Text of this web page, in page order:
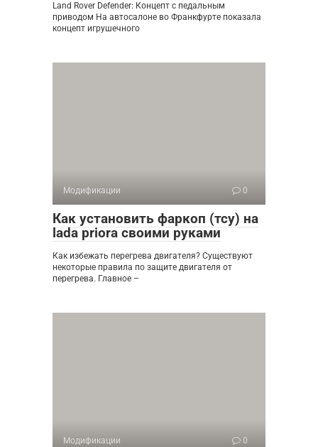
Land Rover Defender: Концепт с педальным
приводом На автосалоне во Франкфурте показала
концепт игрушечного
Модификации 0
Как установить фаркоп (тсу) на
lada priora своими руками
Как избежать перегрева двигателя? Существуют
некоторые правила по защите двигателя от
перегрева. Главное –
Модификации 0